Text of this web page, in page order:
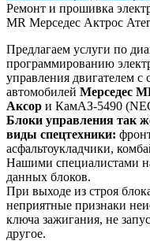
Ремонт и прошивка
MR Мерседес Актрос
Предлагаем услуги по
программированию
управления двигателем с
автомобилей Мерседес
Аксор и КамАЗ-5490
Блоки управления так
виды спецтехники:
асфальтоукладчики,
Нашими специалистами
данных блоков.
При выходе из строя
неприятные признаки
ключа зажигания, не
другое.